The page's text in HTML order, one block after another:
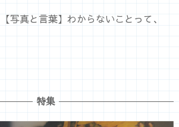
【写真と言葉】わからないことって、
特集